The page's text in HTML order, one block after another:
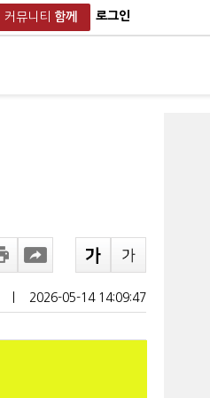
커뮤니티 함께 로그인
2026-05-14 14:09:47